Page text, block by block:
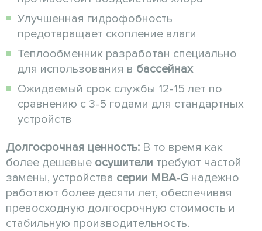
Улучшенная гидрофобность
предотвращает скопление влаги
Теплообменник разработан специально
для использования в бассейнах
Ожидаемый срок службы 12-15 лет по
сравнению с 3-5 годами для стандартных
устройств
Долгосрочная ценность: В то время как
более дешевые осушители требуют частой
замены, устройства серии MBA-G надежно
работают более десяти лет, обеспечивая
превосходную долгосрочную стоимость и
стабильную производительность.